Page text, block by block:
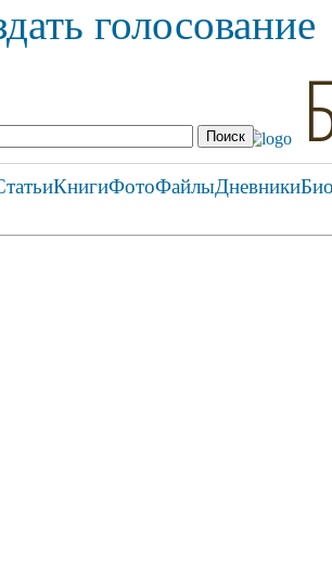
голосование
КнигиФотоФайлыДневники